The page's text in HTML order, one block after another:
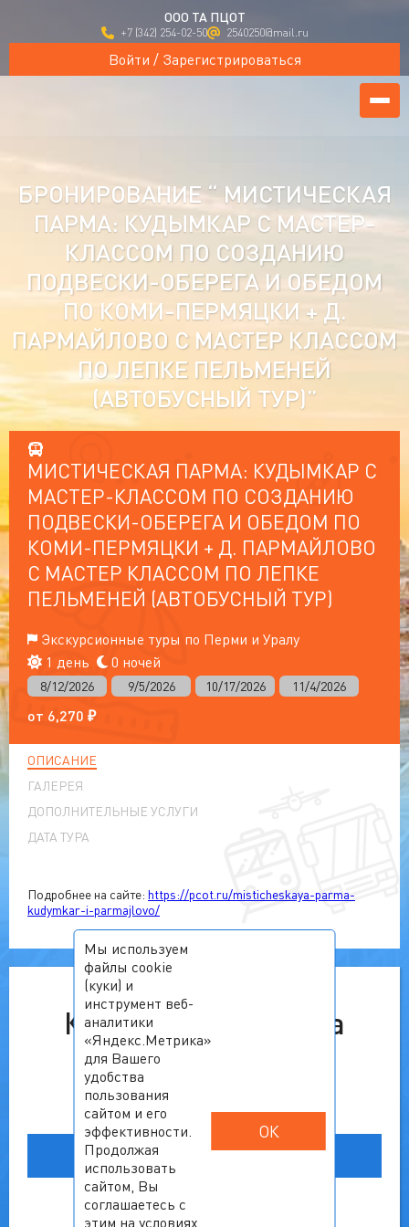
ООО ТА ПЦОТ
+7 (342) 254-02-50 2540250@mail.ru
Войти / Зарегистрироваться
БРОНИРОВАНИЕ “ МИСТИЧЕСКАЯ
ПАРМА: КУДЫМКАР С МАСТЕР-
КЛАССОМ ПО СОЗДАНИЮ
ПОДВЕСКИ-ОБЕРЕГА И ОБЕДОМ
ПО КОМИ-ПЕРМЯЦКИ + Д.
ПАРМАЙЛОВО С МАСТЕР КЛАССОМ
ПО ЛЕПКЕ ПЕЛЬМЕНЕЙ
(АВТОБУСНЫЙ ТУР)”
МИСТИЧЕСКАЯ ПАРМА: КУДЫМКАР С
МАСТЕР-КЛАССОМ ПО СОЗДАНИЮ
ПОДВЕСКИ-ОБЕРЕГА И ОБЕДОМ ПО
КОМИ-ПЕРМЯЦКИ + Д. ПАРМАЙЛОВО
С МАСТЕР КЛАССОМ ПО ЛЕПКЕ
ПЕЛЬМЕНЕЙ (АВТОБУСНЫЙ ТУР)
Экскурсионные туры по Перми и Уралу
1 день
0 ночей
8/12/2026 9/5/2026 10/17/2026 11/4/2026
от 6,270 ₽
ОПИСАНИЕ
ГАЛЕРЕЯ
ДОПОЛНИТЕЛЬНЫЕ УСЛУГИ
ДАТА ТУРА
Подробнее на сайте: https://pcot.ru/misticheskaya-parma-
kudymkar-i-parmajlovo/
К сожалению, тур на
выбранную дату
недоступен.
Ознакомьтесь с другими
вариантами
Мы используем
файлы cookie
(куки) и
инструмент веб-
аналитики
«Яндекс.Метрика»
для Вашего
удобства
пользования
сайтом и его
эффективности.
Продолжая
использовать
сайтом, Вы
соглашаетесь с
этим на условиях,
ОК